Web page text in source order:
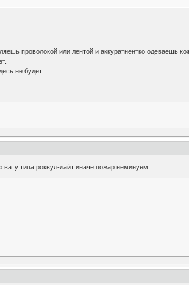
проволокой или лентой и аккуратнентко одеваешь
не будет.
вату типа роквул-лайт иначе пожар неминуем